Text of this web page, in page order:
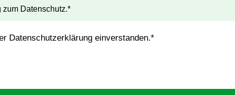
Datenschutz.*
Datenschutzerklärung einverstanden.*